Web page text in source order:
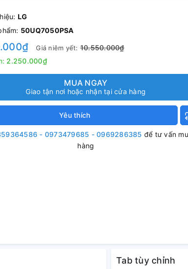
LG
50UQ7050PSA
Giá niêm yết: 10.550.000₫
2.250.000₫
MUA NGAY
Giao tận nơi hoặc nhận tại cửa hàng
Yêu thích
- 0973479685 - 0969286385 để tư vấn
hàng
Tab tùy chỉnh